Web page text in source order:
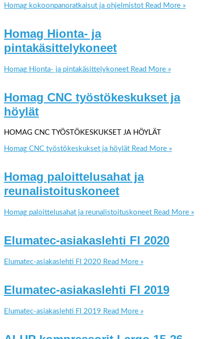
Homag kokoonpanoratkaisut ja ohjelmistot Read More »
Homag Hionta- ja
pintakäsittelykoneet
Homag Hionta- ja pintakäsittelykoneet Read More »
Homag CNC työstökeskukset ja
höylät
HOMAG CNC TYÖSTÖKESKUKSET JA HÖYLÄT
Homag CNC työstökeskukset ja höylät Read More »
Homag paloittelusahat ja
reunalistoituskoneet
Homag paloittelusahat ja reunalistoituskoneet Read More »
Elumatec-asiakaslehti FI 2020
Elumatec-asiakaslehti FI 2020 Read More »
Elumatec-asiakaslehti FI 2019
Elumatec-asiakaslehti FI 2019 Read More »